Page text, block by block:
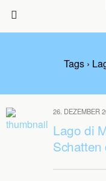
Tags ›
26. DEZEMBER
Lago di